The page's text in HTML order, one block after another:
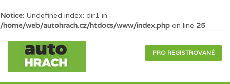
Notice: Undefined index: dir1 in
/home/web/autohrach.cz/htdocs/www/index.php on line 25
PRO REGISTROVANÉ